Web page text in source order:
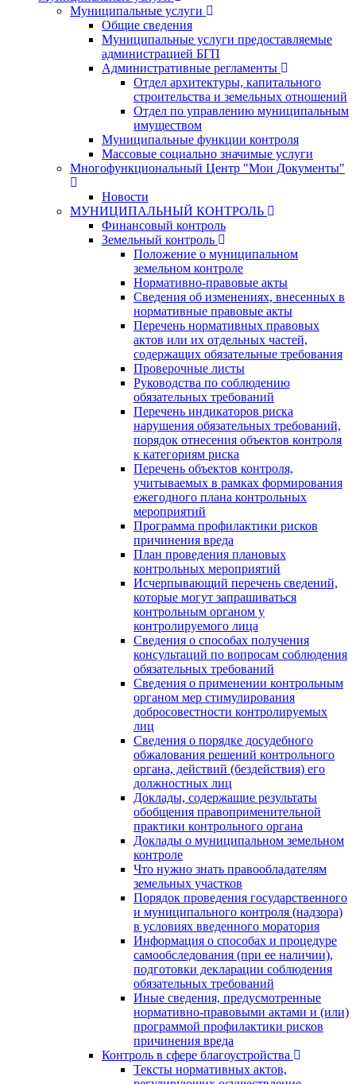
Муниципальные услуги
Общие сведения
Муниципальные услуги предоставляемые
администрацией БГП
Административные регламенты
Отдел архитектуры, капитального
строительства и земельных отношений
Отдел по управлению муниципальным
имуществом
Муниципальные функции контроля
Массовые социально значимые услуги
Многофункциональный Центр "Мои Документы"
Новости
МУНИЦИПАЛЬНЫЙ КОНТРОЛЬ
Финансовый контроль
Земельный контроль
Положение о муниципальном
земельном контроле
Нормативно-правовые акты
Сведения об изменениях, внесенных в
нормативные правовые акты
Перечень нормативных правовых
актов или их отдельных частей,
содержащих обязательные требования
Проверочные листы
Руководства по соблюдению
обязательных требований
Перечень индикаторов риска
нарушения обязательных требований,
порядок отнесения объектов контроля
к категориям риска
Перечень объектов контроля,
учитываемых в рамках формирования
ежегодного плана контрольных
мероприятий
Программа профилактики рисков
причинения вреда
План проведения плановых
контрольных мероприятий
Исчерпывающий перечень сведений,
которые могут запрашиваться
контрольным органом у
контролируемого лица
Сведения о способах получения
консультаций по вопросам соблюдения
обязательных требований
Сведения о применении контрольным
органом мер стимулирования
добросовестности контролируемых
лиц
Сведения о порядке досудебного
обжалования решений контрольного
органа, действий (бездействия) его
должностных лиц
Доклады, содержащие результаты
обобщения правоприменительной
практики контрольного органа
Доклады о муниципальном земельном
контроле
Что нужно знать правообладателям
земельных участков
Порядок проведения государственного
и муниципального контроля (надзора)
в условиях введенного моратория
Информация о способах и процедуре
самообследования (при ее наличии),
подготовки декларации соблюдения
обязательных требований
Иные сведения, предусмотренные
нормативно-правовыми актами и (или)
программой профилактики рисков
причинения вреда
Контроль в сфере благоустройства
Тексты нормативных актов,